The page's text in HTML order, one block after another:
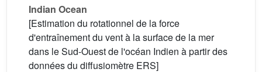
Indian Ocean
[Estimation du rotationnel de la force
d'entraînement du vent à la surface de la mer
dans le Sud-Ouest de l'océan Indien à partir des
données du diffusiomètre ERS]